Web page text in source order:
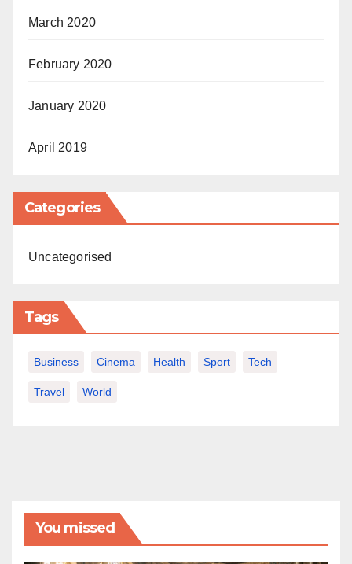
March 2020
February 2020
January 2020
April 2019
Categories
Uncategorised
Tags
Business Cinema Health Sport Tech
Travel World
You missed